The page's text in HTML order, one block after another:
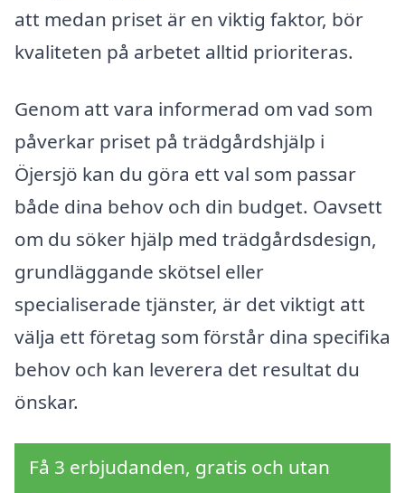
att medan priset är en viktig faktor, bör
kvaliteten på arbetet alltid prioriteras.
Genom att vara informerad om vad som
påverkar priset på trädgårdshjälp i
Öjersjö kan du göra ett val som passar
både dina behov och din budget. Oavsett
om du söker hjälp med trädgårdsdesign,
grundläggande skötsel eller
specialiserade tjänster, är det viktigt att
välja ett företag som förstår dina specifika
behov och kan leverera det resultat du
önskar.
Få 3 erbjudanden, gratis och utan